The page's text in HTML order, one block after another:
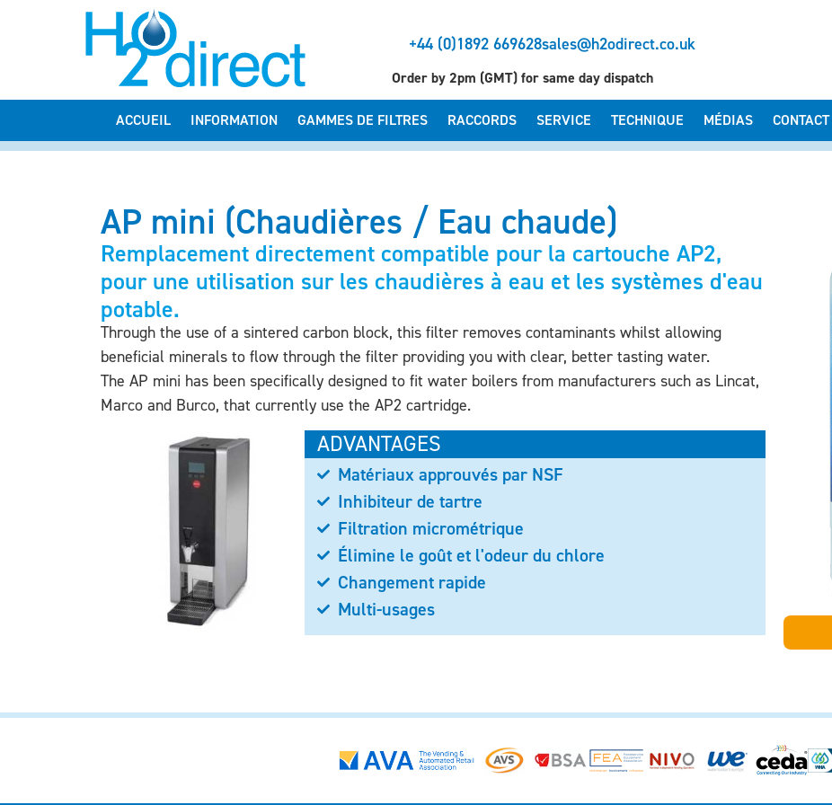
+44 (0)1892 669628sales@h2odirect.co.uk
Order by 2pm (GMT) for same day dispatch
ACCUEIL INFORMATION GAMMES DE FILTRES RACCORDS SERVICE TECHNIQUE MÉDIAS CONTACT
AP mini (Chaudières / Eau chaude)
Remplacement directement compatible pour la cartouche AP2,
pour une utilisation sur les chaudières à eau et les systèmes d'eau
potable.
Through the use of a sintered carbon block, this filter removes contaminants whilst allowing
beneficial minerals to flow through the filter providing you with clear, better tasting water.
The AP mini has been specifically designed to fit water boilers from manufacturers such as Lincat,
Marco and Burco, that currently use the AP2 cartridge.
ADVANTAGES
Matériaux approuvés par NSF
Inhibiteur de tartre
Filtration micrométrique
Élimine le goût et l'odeur du chlore
Changement rapide
Multi-usages